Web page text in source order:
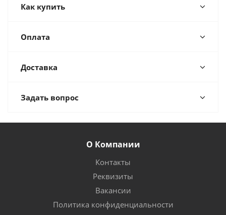
Как купить
Оплата
Доставка
Задать вопрос
О Компании
Контакты
Реквизиты
Вакансии
Политика конфиденциальности